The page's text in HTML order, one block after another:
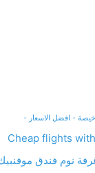
- افضل الاسعار -